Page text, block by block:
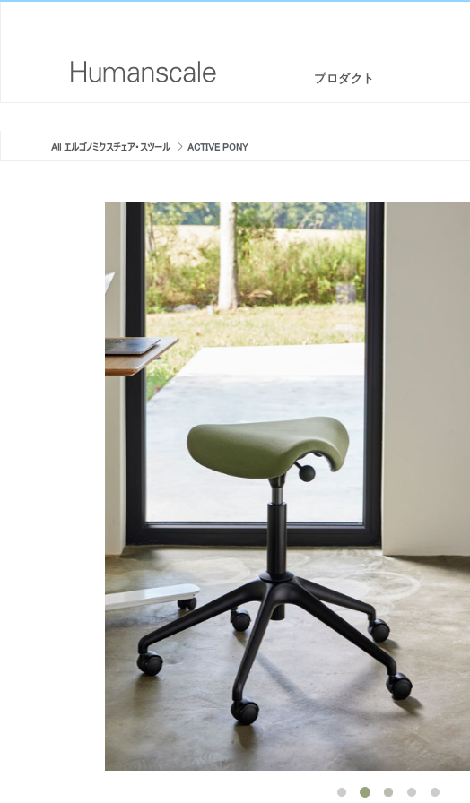
プロダクト
モニターアームと統合されたドッキングステーション
テクノロジーツール
見て、聞いて、知る（メディアライブラリー）
GOVERNMENT & EDUCATION
LIBERTY TASK | リクライニングメ
ッシュチェア
DIFFRIENT SMART | メッシュチェ
ア
All エルゴノミクスチェア・スツール ACTIVE PONY